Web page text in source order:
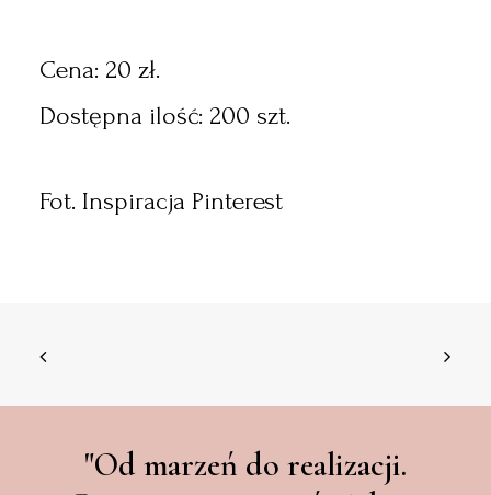
Cena: 20 zł.
Dostępna ilość: 200 szt.
Fot. Inspiracja Pinterest
"Od marzeń do realizacji.